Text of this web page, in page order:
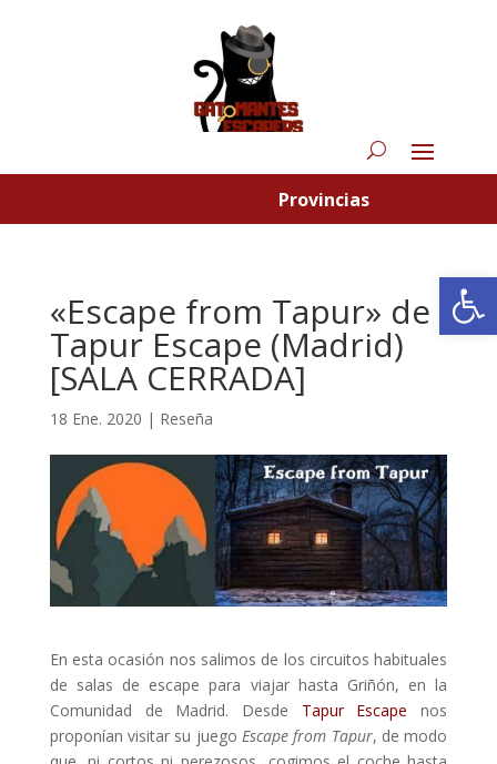
Provincias
«Escape from Tapur» de
Tapur Escape (Madrid)
[SALA CERRADA]
18 Ene. 2020 | Reseña
En esta ocasión nos salimos de los circuitos habituales
de salas de escape para viajar hasta Griñón, en la
Comunidad de Madrid. Desde
Tapur Escape
nos
proponían visitar su juego Escape from Tapur, de modo